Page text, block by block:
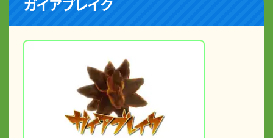
ガイアブレイク